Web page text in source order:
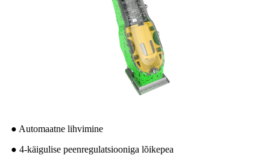
● Automaatne lihvimine
● 4-käigulise peenregulatsiooniga lõikepea